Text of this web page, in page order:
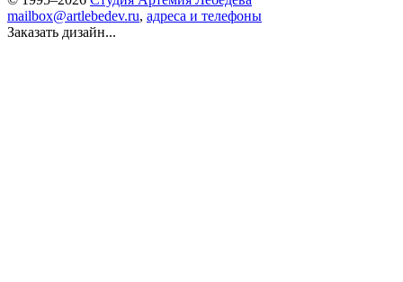
mailbox@artlebedev.ru, адреса и телефоны
Заказать дизайн...